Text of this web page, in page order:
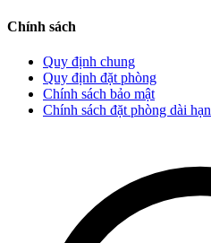
Chính sách
Quy định chung
Quy định đặt phòng
Chính sách bảo mật
Chính sách đặt phòng dài hạn